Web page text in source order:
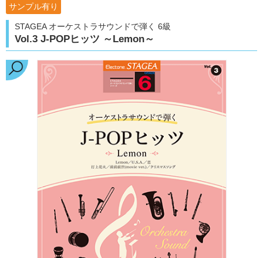
サンプル有り
STAGEA オーケストラサウンドで弾く 6級
Vol.3 J-POPヒッツ ～Lemon～